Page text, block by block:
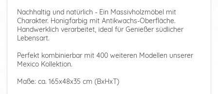
Nachhaltig und natürlich - Ein Massivholzmöbel mit
Charakter. Honigfarbig mit Antikwachs-Oberfläche.
Handwerklich verarbeitet, ideal für Genießer südlicher
Lebensart.
Perfekt kombinierbar mit 400 weiteren Modellen unserer
Mexico Kollektion.
Maße: ca. 165x48x35 cm (BxHxT)